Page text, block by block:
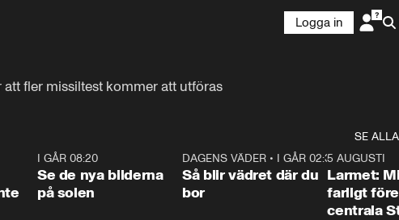
Logga in
fler missiltest kommer att utföras
SE ALLA
I GÅR 08:20
Se de nya bilderna
på solen
1:06
DAGENS VÄDER • I GÅR 02:30
Så blir vädret där du
bor
5 AUGUSTI
Larmet:
farligt
centrala